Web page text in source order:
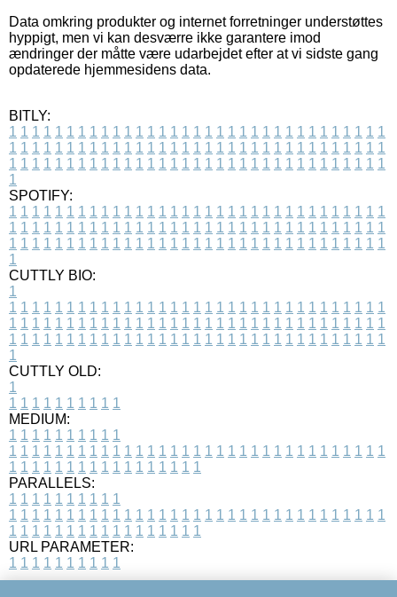
Data omkring produkter og internet forretninger understøttes
hyppigt, men vi kan desværre ikke garantere imod
ændringer der måtte være udarbejdet efter at vi sidste gang
opdaterede hjemmesidens data.
BITLY:
1 1 1 1 1 1 1 1 1 1 1 1 1 1 1 1 1 1 1 1 1 1 1 1 1 1 1 1 1 1 1 1 1
1 1 1 1 1 1 1 1 1 1 1 1 1 1 1 1 1 1 1 1 1 1 1 1 1 1 1 1 1 1 1 1 1
1 1 1 1 1 1 1 1 1 1 1 1 1 1 1 1 1 1 1 1 1 1 1 1 1 1 1 1 1 1 1 1 1
1
SPOTIFY:
1 1 1 1 1 1 1 1 1 1 1 1 1 1 1 1 1 1 1 1 1 1 1 1 1 1 1 1 1 1 1 1 1
1 1 1 1 1 1 1 1 1 1 1 1 1 1 1 1 1 1 1 1 1 1 1 1 1 1 1 1 1 1 1 1 1
1 1 1 1 1 1 1 1 1 1 1 1 1 1 1 1 1 1 1 1 1 1 1 1 1 1 1 1 1 1 1 1 1
1
CUTTLY BIO:
1
1 1 1 1 1 1 1 1 1 1 1 1 1 1 1 1 1 1 1 1 1 1 1 1 1 1 1 1 1 1 1 1 1
1 1 1 1 1 1 1 1 1 1 1 1 1 1 1 1 1 1 1 1 1 1 1 1 1 1 1 1 1 1 1 1 1
1 1 1 1 1 1 1 1 1 1 1 1 1 1 1 1 1 1 1 1 1 1 1 1 1 1 1 1 1 1 1 1 1
1
CUTTLY OLD:
1
1 1 1 1 1 1 1 1 1 1
MEDIUM:
1 1 1 1 1 1 1 1 1 1
1 1 1 1 1 1 1 1 1 1 1 1 1 1 1 1 1 1 1 1 1 1 1 1 1 1 1 1 1 1 1 1 1
1 1 1 1 1 1 1 1 1 1 1 1 1 1 1 1 1
PARALLELS:
1 1 1 1 1 1 1 1 1 1
1 1 1 1 1 1 1 1 1 1 1 1 1 1 1 1 1 1 1 1 1 1 1 1 1 1 1 1 1 1 1 1 1
1 1 1 1 1 1 1 1 1 1 1 1 1 1 1 1 1
URL PARAMETER:
1 1 1 1 1 1 1 1 1 1